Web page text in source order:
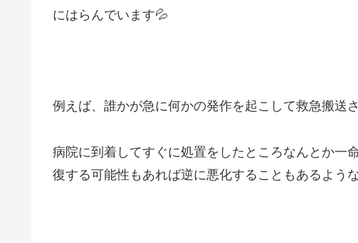
にはらんでいます💦
例えば、誰かが急に何かの発作を起こして救急搬送
病院に到着してすぐに処置をしたところなんとか一
復する可能性もあれば逆に悪化することもあるような